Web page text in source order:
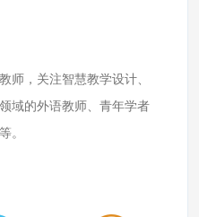
师，关注智慧教学设计、
域的外语教师、青年学者
。